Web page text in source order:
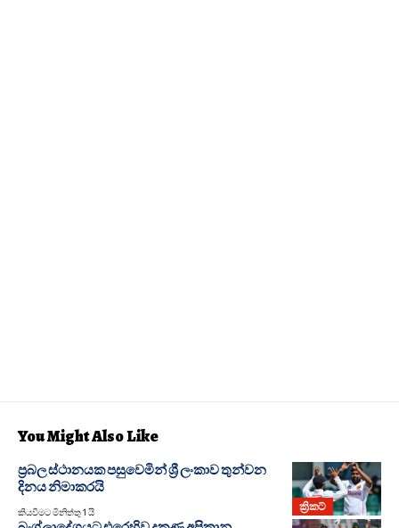
You Might Also Like
ක්‍රිකට්
ප්‍රබල ස්ථානයක පසුවෙමින් ශ්‍රී ලංකාව තුන්වන
දිනය නිමාකරයි
කියවීමට මිනිත්තු 1 යි